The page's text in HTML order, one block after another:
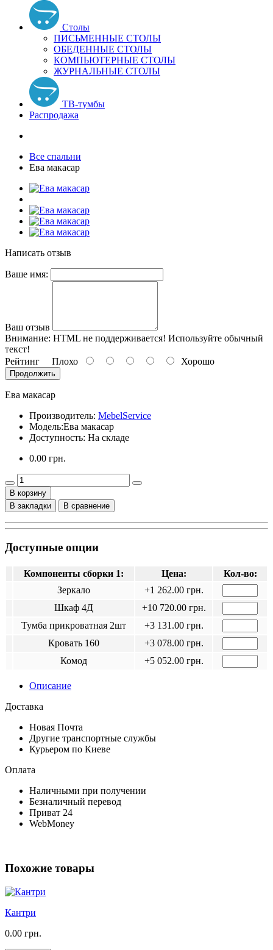
Столы
ПИСЬМЕННЫЕ СТОЛЫ
ОБЕДЕННЫЕ СТОЛЫ
КОМПЬЮТЕРНЫЕ СТОЛЫ
ЖУРНАЛЬНЫЕ СТОЛЫ
ТВ-тумбы
Распродажа
Все спальни
Ева макасар
Написать отзыв
Ваше имя:
Ваш отзыв
Внимание: HTML не поддерживается! Используйте обычный
текст!
Рейтинг Плохо Хорошо
Продолжить
Ева макасар
Производитель: MebelService
Модель:Ева макасар
Доступность: На складе
0.00 грн.
В корзину
В закладки
В сравнение
Доступные опции
Компоненты сборки 1: Цена:
Кол-во:
Зеркало
+1 262.00 грн.
Шкаф 4Д
+10 720.00 грн.
Тумба прикроватная 2шт
+3 131.00 грн.
Кровать 160
+3 078.00 грн.
Комод
+5 052.00 грн.
Описание
Доставка
Новая Почта
Другие транспортные службы
Курьером по Киеве
Оплата
Наличными при получении
Безналичный перевод
Приват 24
WebMoney
Похожие товары
Кантри
0.00 грн.